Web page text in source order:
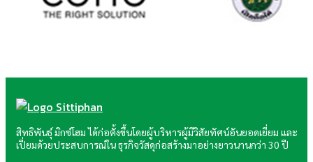
สิทธิพันธุ์ มิกซ์โฮม ได้ก่อตั้งขึ้นโดยผู้บริหารผู้มีวิสัยทัศน์อันยอดเยี่ยม และ
เปี่ยมด้วยประสบการณ์ใน ธุรกิจวัสดุก่อสร้างมาอย่างยาวนานกว่า 30 ปี